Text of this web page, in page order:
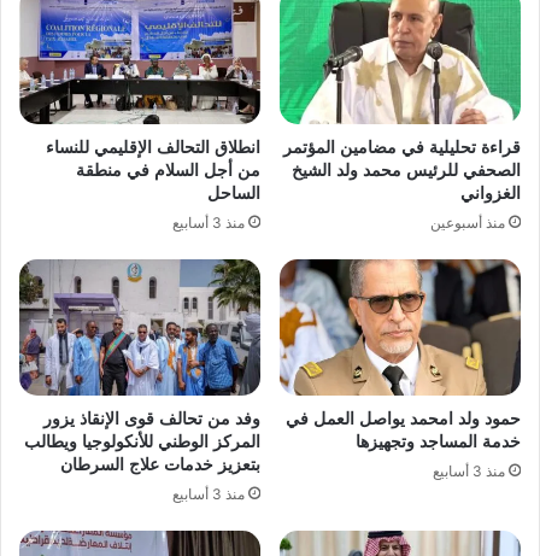
قراءة تحليلية في مضامين المؤتمر
الصحفي للرئيس محمد ولد الشيخ
الغزواني
منذ أسبوعين
انطلاق التحالف الإقليمي للنساء
من أجل السلام في منطقة
الساحل
منذ 3 أسابيع
حمود ولد امحمد يواصل العمل في
خدمة المساجد وتجهيزها
منذ 3 أسابيع
وفد من تحالف قوى الإنقاذ يزور
المركز الوطني للأنكولوجيا ويطالب
بتعزيز خدمات علاج السرطان
منذ 3 أسابيع